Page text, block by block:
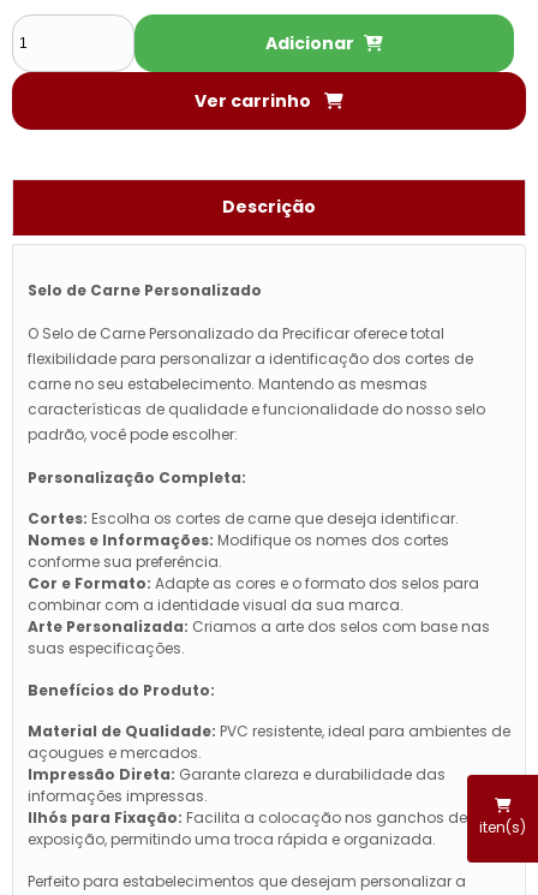
iten(s)
Adicionar
Ver carrinho
Descrição
Selo de Carne Personalizado
O Selo de Carne Personalizado da Precificar oferece total
flexibilidade para personalizar a identificação dos cortes de
carne no seu estabelecimento. Mantendo as mesmas
características de qualidade e funcionalidade do nosso selo
padrão, você pode escolher:
Personalização Completa:
Cortes: Escolha os cortes de carne que deseja identificar.
Nomes e Informações: Modifique os nomes dos cortes
conforme sua preferência.
Cor e Formato: Adapte as cores e o formato dos selos para
combinar com a identidade visual da sua marca.
Arte Personalizada: Criamos a arte dos selos com base nas
suas especificações.
Benefícios do Produto:
Material de Qualidade: PVC resistente, ideal para ambientes de
açougues e mercados.
Impressão Direta: Garante clareza e durabilidade das
informações impressas.
Ilhós para Fixação: Facilita a colocação nos ganchos de
exposição, permitindo uma troca rápida e organizada.
Perfeito para estabelecimentos que desejam personalizar a